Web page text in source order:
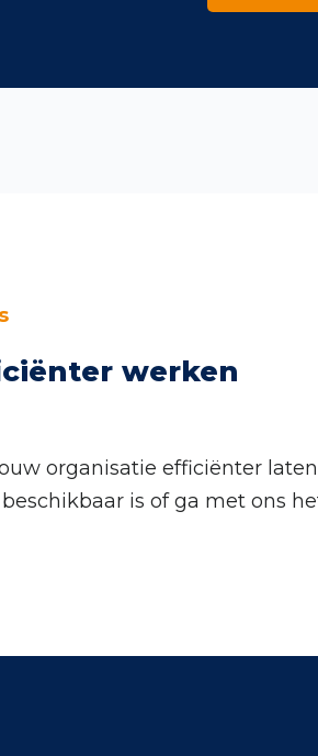
werken
organisatie efficiënter laten
is of ga met ons